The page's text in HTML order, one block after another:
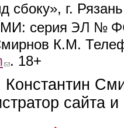
сбоку», г.
серия ЭЛ №
К.М.
(link sends e-mail)
. 18+
Константин
сайта